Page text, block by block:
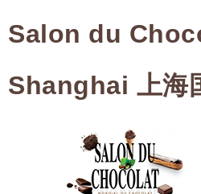
Salon du
Shanghai 上海